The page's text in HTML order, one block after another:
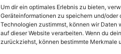
Um dir ein optimales Erlebnis zu bieten,
Geräteinformationen zu speichern und/oder
Technologien zustimmst, können wir Daten
auf dieser Website verarbeiten. Wenn du
zurückziehst, können bestimmte Merkmale